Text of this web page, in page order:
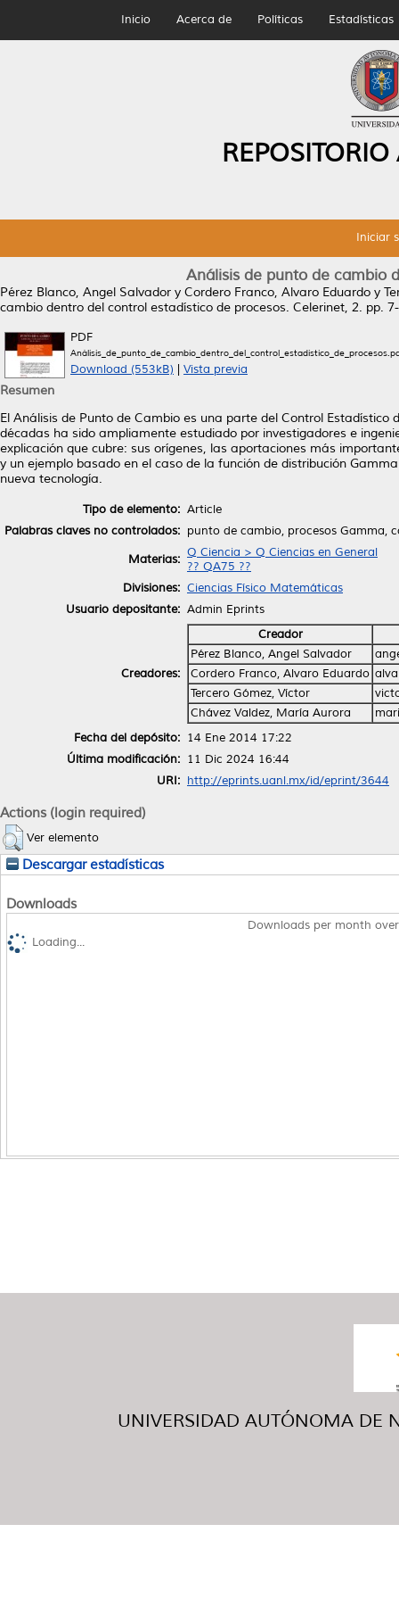
Inicio Acerca de Políticas Estadísticas
Iniciar
Análisis de punto de cambio
Pérez Blanco, Angel Salvador y Cordero Franco, Alvaro Eduardo y
cambio dentro del control estadístico de procesos. Celerinet, 2. pp.
PDF
Download (553kB) Vista previa
Resumen
El Análisis de Punto de Cambio es una parte del Control
décadas ha sido ampliamente estudiado por investigadores e
explicación que cubre: sus orígenes, las aportaciones más
y un ejemplo basado en el caso de la función de distribución
nueva tecnología.
Tipo de elemento: Article
Palabras claves no controlados: punto de cambio, procesos Gamma,
Materias: Q Ciencia > Q Ciencias en General
?? QA75 ??
Divisiones: Ciencias Físico Matemáticas
Usuario depositante: Admin Eprints
Creadores:
Creador
Pérez Blanco, Angel Salvador
Cordero Franco, Alvaro Eduardo
Tercero Gómez, Víctor
Chávez Valdez, María Aurora
Fecha del depósito: 14 Ene 2014 17:22
Última modificación: 11 Dic 2024 16:44
URI: http://eprints.uanl.mx/id/eprint/3644
Actions (login required)
Ver elemento
Descargar estadísticas
Downloads
Downloads per month
Loading...
UNIVERSIDAD AUTÓNOMA DE